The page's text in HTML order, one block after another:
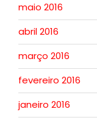
maio 2016
abril 2016
março 2016
fevereiro 2016
janeiro 2016